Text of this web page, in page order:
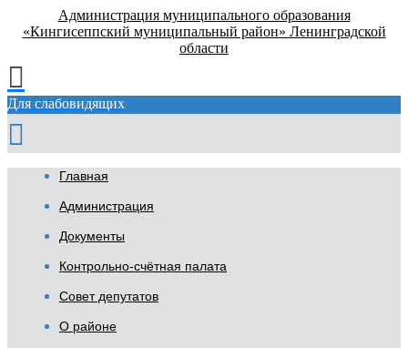
Администрация муниципального образования
«Кингисеппский муниципальный район» Ленинградской
области
Для слабовидящих
Главная
Администрация
Документы
Контрольно-счётная палата
Совет депутатов
О районе